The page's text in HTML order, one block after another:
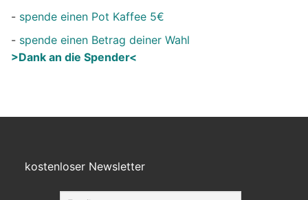
- spende einen Pot Kaffee 5€
- spende einen Betrag deiner Wahl
>Dank an die Spender<
kostenloser Newsletter